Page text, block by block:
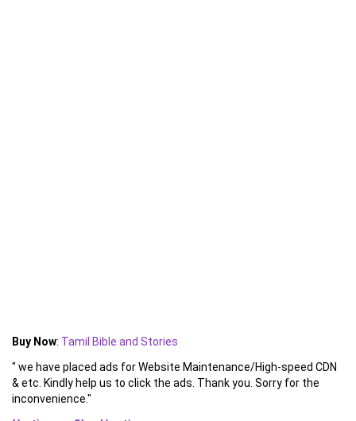
Buy Now: Tamil Bible and Stories
" we have placed ads for Website Maintenance/High-speed CDN
& etc. Kindly help us to click the ads. Thank you. Sorry for the
inconvenience."